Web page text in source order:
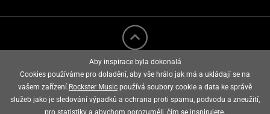
rockster music © 2008 - 2026
Aby inspirace byla dokonalá
Cookies používáme pro doladění, aby vše hrálo jak má a ukládají se na
vašem zařízení. Rockster Music používá soubory cookie a data ke správě
služeb jako je sledování výpadků a ochrana proti spamu, podvodu a zneužití,
pro statistiky a abychom porozuměli, čím se inspirujete.